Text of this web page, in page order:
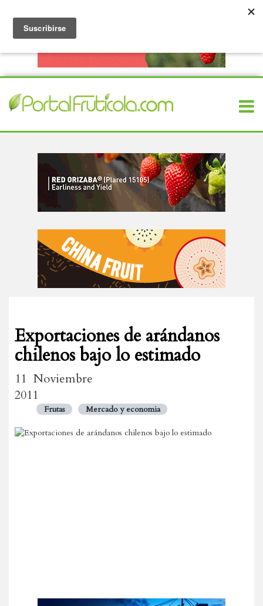
Exportaciones de arándanos
chilenos bajo lo estimado
11 Noviembre
2011
Frutas Mercado y economia